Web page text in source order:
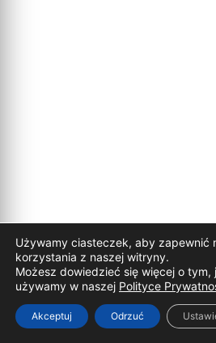
Używamy ciasteczek, aby zapewnić
korzystania z naszej witryny.
Możesz dowiedzieć się więcej o tym,
używamy w naszej Polityce
Akceptuj Odrzuć